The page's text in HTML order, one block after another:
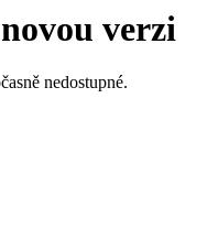
verzi
nedostupné.